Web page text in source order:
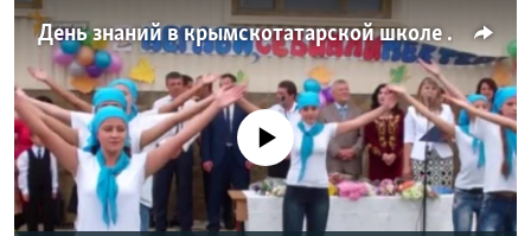
поискуИНФОГРАФИКА
ТЕЛЕПРОЕКТ КРЫМ.РЕАЛИИ
СОВЕТЫ ПРАВОЗАЩИТНИКОВ
ПРОПАВШИЕ БЕЗ ВЕСТИ
ПОБЕДИТЕЛЕЙ НЕ СУДЯТ?
КРЫМ.НЕПОКОРЕННЫЙ
КАК ОБОЙТИ БЛОКИРОВКУ
Українською
Qırımtatar
ПРИСОЕДИНЯЙТЕСЬ!
День знаний в крымскотатарской школе Симферополя (видео)
No media source currently available